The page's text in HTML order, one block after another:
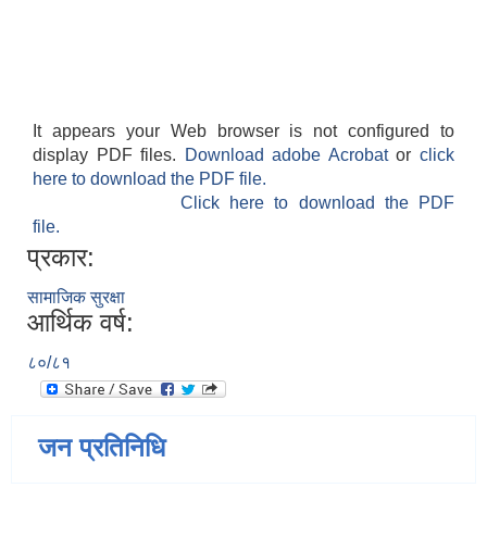
It appears your Web browser is not configured to
display PDF files.
Download adobe Acrobatorclick
here to download the PDF file.
Click here to download the PDF
file.
प्रकार:
सामाजिक सुरक्षा
आर्थिक वर्ष:
८०/८१
जन प्रतिनिधि